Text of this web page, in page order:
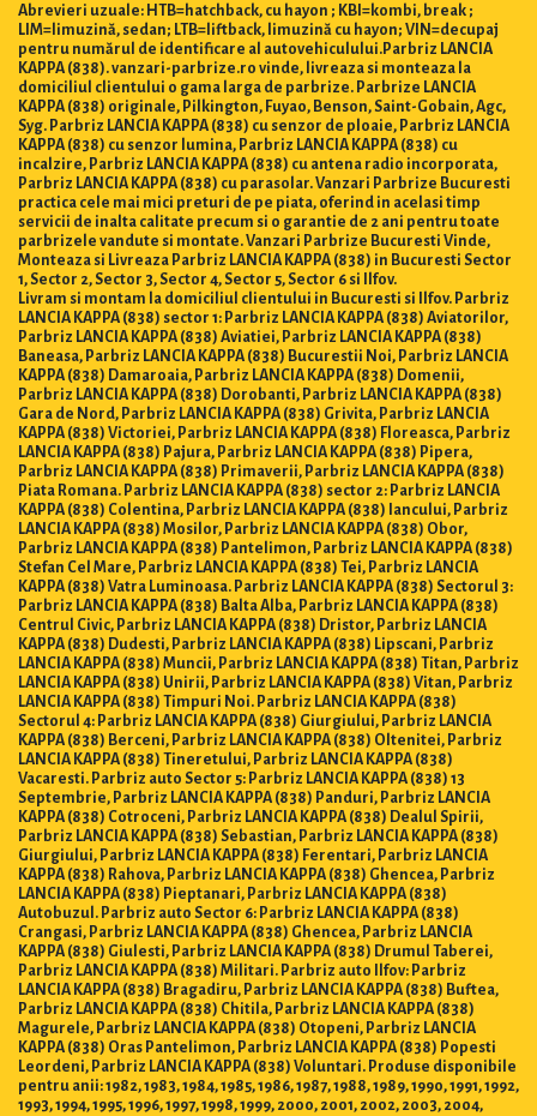
Abrevieri uzuale: HTB=hatchback, cu hayon ; KBI=kombi, break ;
LIM=limuzină, sedan; LTB=liftback, limuzină cu hayon; VIN=decupaj
pentru numărul de identificare al autovehiculului.Parbriz LANCIA
KAPPA (838). vanzari-parbrize.ro vinde, livreaza si monteaza la
domiciliul clientului o gama larga de parbrize. Parbrize LANCIA
KAPPA (838) originale, Pilkington, Fuyao, Benson, Saint-Gobain, Agc,
Syg. Parbriz LANCIA KAPPA (838) cu senzor de ploaie, Parbriz LANCIA
KAPPA (838) cu senzor lumina, Parbriz LANCIA KAPPA (838) cu
incalzire, Parbriz LANCIA KAPPA (838) cu antena radio incorporata,
Parbriz LANCIA KAPPA (838) cu parasolar. Vanzari Parbrize Bucuresti
practica cele mai mici preturi de pe piata, oferind in acelasi timp
servicii de inalta calitate precum si o garantie de 2 ani pentru toate
parbrizele vandute si montate. Vanzari Parbrize Bucuresti Vinde,
Monteaza si Livreaza Parbriz LANCIA KAPPA (838) in Bucuresti Sector
1, Sector 2, Sector 3, Sector 4, Sector 5, Sector 6 si Ilfov.
Livram si montam la domiciliul clientului in Bucuresti si Ilfov. Parbriz
LANCIA KAPPA (838) sector 1: Parbriz LANCIA KAPPA (838) Aviatorilor,
Parbriz LANCIA KAPPA (838) Aviatiei, Parbriz LANCIA KAPPA (838)
Baneasa, Parbriz LANCIA KAPPA (838) Bucurestii Noi, Parbriz LANCIA
KAPPA (838) Damaroaia, Parbriz LANCIA KAPPA (838) Domenii,
Parbriz LANCIA KAPPA (838) Dorobanti, Parbriz LANCIA KAPPA (838)
Gara de Nord, Parbriz LANCIA KAPPA (838) Grivita, Parbriz LANCIA
KAPPA (838) Victoriei, Parbriz LANCIA KAPPA (838) Floreasca, Parbriz
LANCIA KAPPA (838) Pajura, Parbriz LANCIA KAPPA (838) Pipera,
Parbriz LANCIA KAPPA (838) Primaverii, Parbriz LANCIA KAPPA (838)
Piata Romana. Parbriz LANCIA KAPPA (838) sector 2: Parbriz LANCIA
KAPPA (838) Colentina, Parbriz LANCIA KAPPA (838) Iancului, Parbriz
LANCIA KAPPA (838) Mosilor, Parbriz LANCIA KAPPA (838) Obor,
Parbriz LANCIA KAPPA (838) Pantelimon, Parbriz LANCIA KAPPA (838)
Stefan Cel Mare, Parbriz LANCIA KAPPA (838) Tei, Parbriz LANCIA
KAPPA (838) Vatra Luminoasa. Parbriz LANCIA KAPPA (838) Sectorul 3:
Parbriz LANCIA KAPPA (838) Balta Alba, Parbriz LANCIA KAPPA (838)
Centrul Civic, Parbriz LANCIA KAPPA (838) Dristor, Parbriz LANCIA
KAPPA (838) Dudesti, Parbriz LANCIA KAPPA (838) Lipscani, Parbriz
LANCIA KAPPA (838) Muncii, Parbriz LANCIA KAPPA (838) Titan, Parbriz
LANCIA KAPPA (838) Unirii, Parbriz LANCIA KAPPA (838) Vitan, Parbriz
LANCIA KAPPA (838) Timpuri Noi. Parbriz LANCIA KAPPA (838)
Sectorul 4: Parbriz LANCIA KAPPA (838) Giurgiului, Parbriz LANCIA
KAPPA (838) Berceni, Parbriz LANCIA KAPPA (838) Oltenitei, Parbriz
LANCIA KAPPA (838) Tineretului, Parbriz LANCIA KAPPA (838)
Vacaresti. Parbriz auto Sector 5: Parbriz LANCIA KAPPA (838) 13
Septembrie, Parbriz LANCIA KAPPA (838) Panduri, Parbriz LANCIA
KAPPA (838) Cotroceni, Parbriz LANCIA KAPPA (838) Dealul Spirii,
Parbriz LANCIA KAPPA (838) Sebastian, Parbriz LANCIA KAPPA (838)
Giurgiului, Parbriz LANCIA KAPPA (838) Ferentari, Parbriz LANCIA
KAPPA (838) Rahova, Parbriz LANCIA KAPPA (838) Ghencea, Parbriz
LANCIA KAPPA (838) Pieptanari, Parbriz LANCIA KAPPA (838)
Autobuzul. Parbriz auto Sector 6: Parbriz LANCIA KAPPA (838)
Crangasi, Parbriz LANCIA KAPPA (838) Ghencea, Parbriz LANCIA
KAPPA (838) Giulesti, Parbriz LANCIA KAPPA (838) Drumul Taberei,
Parbriz LANCIA KAPPA (838) Militari. Parbriz auto Ilfov: Parbriz
LANCIA KAPPA (838) Bragadiru, Parbriz LANCIA KAPPA (838) Buftea,
Parbriz LANCIA KAPPA (838) Chitila, Parbriz LANCIA KAPPA (838)
Magurele, Parbriz LANCIA KAPPA (838) Otopeni, Parbriz LANCIA
KAPPA (838) Oras Pantelimon, Parbriz LANCIA KAPPA (838) Popesti
Leordeni, Parbriz LANCIA KAPPA (838) Voluntari. Produse disponibile
pentru anii: 1982, 1983, 1984, 1985, 1986, 1987, 1988, 1989, 1990, 1991, 1992,
1993, 1994, 1995, 1996, 1997, 1998, 1999, 2000, 2001, 2002, 2003, 2004,